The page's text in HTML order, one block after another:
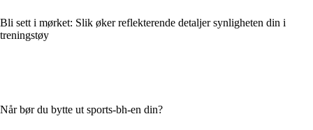
Bli sett i mørket: Slik øker reflekterende detaljer synligheten din i
treningstøy
Når bør du bytte ut sports-bh-en din?